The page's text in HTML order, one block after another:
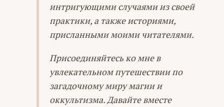
интригующими случаями из своей
практики, а также историями,
присланными моими читателями.
Присоединяйтесь ко мне в
увлекательном путешествии по
загадочному миру магии и
оккультизма. Давайте вместе